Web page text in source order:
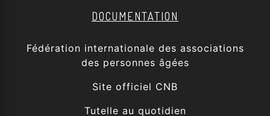
DOCUMENTATION
Fédération internationale des associations
des personnes âgées
Site officiel CNB
Tutelle au quotidien